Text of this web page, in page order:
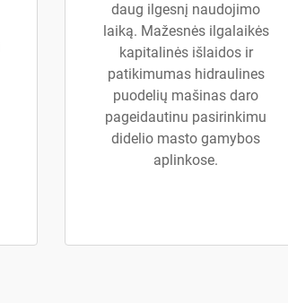
daug ilgesnį naudojimo
laiką. Mažesnės ilgalaikės
kapitalinės išlaidos ir
patikimumas hidraulines
puodelių mašinas daro
pageidautinu pasirinkimu
didelio masto gamybos
aplinkose.